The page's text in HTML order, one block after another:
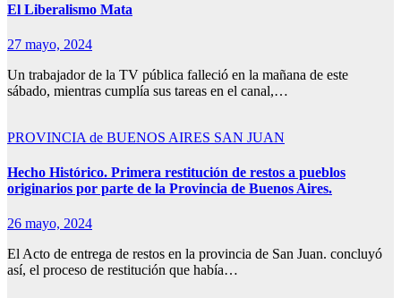
El Liberalismo Mata
27 mayo, 2024
Un trabajador de la TV pública falleció en la mañana de este
sábado, mientras cumplía sus tareas en el canal,…
PROVINCIA de BUENOS AIRES SAN JUAN
Hecho Histórico. Primera restitución de restos a pueblos
originarios por parte de la Provincia de Buenos Aires.
26 mayo, 2024
El Acto de entrega de restos en la provincia de San Juan. concluyó
así, el proceso de restitución que había…